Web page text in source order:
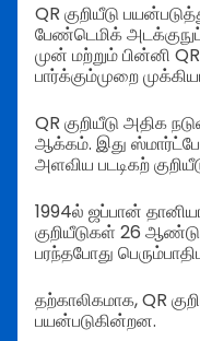
QR குறியீடு
பேண்டெமிக்
முன் மற்றும் பின்னி
பார்க்கும்முறை
QR குறியீடு அதிக
ஆக்கம். இது
அளவிய படடிகற்
1994ல் ஜப்பான்
குறியீடுகள் 26
பரந்தபோது
தற்காலிகமாக, QR
பயன்படுகின்றன.